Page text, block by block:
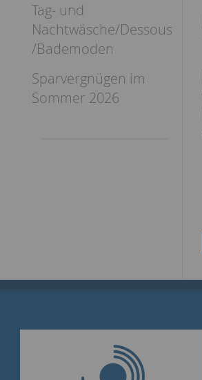
Tag- und
Nachtwäsche/Dessous
/Bademoden
Sparvergnügen im
Sommer 2026